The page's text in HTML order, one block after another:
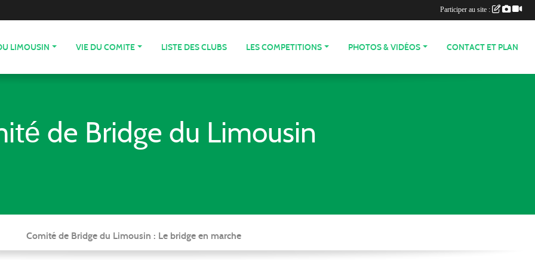
LIMOUSIN VIE DU COMITE LISTE DES CLUBS LES COMPETITIONS PHOTOS & VIDÉOS CONTACT ET PLAN
de Bridge du Limousin
Comité de Bridge du Limousin : Le bridge en marche
Participer au site :